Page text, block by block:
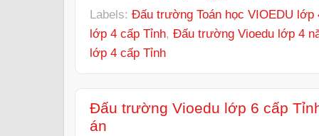
Labels: Đấu trường Toán học VIOEDU lớp
lớp 4 cấp Tỉnh, Đấu trường Vioedu lớp 4
lớp 4 cấp Tỉnh
Đấu trường Vioedu lớp 6 cấp
án